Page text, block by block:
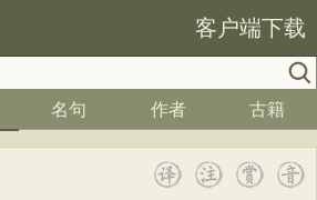
客户端下载
名句 作者 古籍